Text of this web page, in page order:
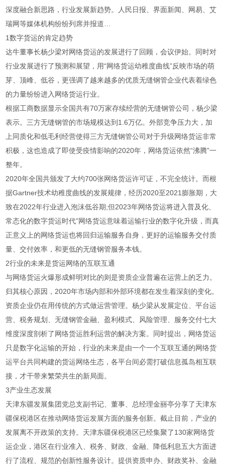
深度融合新思路，行业发展新趋势。人民日报、界面新闻、网易、艾
瑞网等媒体机构纷纷列席并报道…
1数字货运的肯定趋势
达牛董事长杨少梁对网络货运的发展进行了回顾，会议伊始。同时对
行业发展进行了预测和展望，用“网络货运幼稚度曲线”反映市场的萌
芽、顶峰、低谷，更强调了越来越多的优质无缝钢管企业代表着绿色
的力量纷纷进入网络货运行业。
根据工商数据显示全国共有70万家存续经营的无缝钢管公司，杨少梁
表示。三方无缝钢管的市场规模达到1.6万亿。外部竞争压力大，加
上同质化和低毛利经营使得三方无缝钢管公司对于升级网络货运非常
积极，这也造成了即使受疫情影响的2020年，网络货运依然“沸腾”一
整年。
2020年全国共颁发了大约700张网络货运许可证，不完全统计。而根
据Gartner技术幼稚度曲线的发展规律，经历2020至2021膨胀期，大
致在2022年行业进入泡沫低谷期;但2023年网络货运将进入普及化、
常态化的数字货运时代”网络货运意味着运输行业的数字化升级，而真
正意义上的网络货运也将回归运输服务自身，更好的运输服务交付质
量、交付效率，和更低的无缝钢管服务本钱。
2行业的未来是货运网络的互联互通
与网络货运火爆形成鲜明对比的则是资质企业普遍在运营上的乏力。
归其核心原因，2020年市场内部和外部环境都在发生着深刻的变化。
资质企业仍在用传统的方式做运营管理。杨少梁从发展定位、平台运
营、税务规划、无缝钢管金融、盈利模式、风险管理、服务交付七大
维度深度剖析了网络货运胜利运营的解决方案。同时提出，网络货运
只是数字化运输的开始，行业的未来是由一个一个互联互通的网络货
运平台共同构建的货运网络生态，各平台间必需打破信息孤岛相互联
接，才干带来繁荣共生的新局面。
3产业生态发展
天津东疆发展集团党总支副书记、董事、总经理金丽亭分享了天津东
疆保税港区在推动网络货运发展方面的服务创新。截止目前，产业的
发展离不开政策的支持。天津东疆保税港区已经集聚了130家网络货
运企业，港区在行业准入、税务、财政、金融、降低利息五大方面进
行了流程、规范的创新性服务设计。提供资质申办、财政奖补、金融